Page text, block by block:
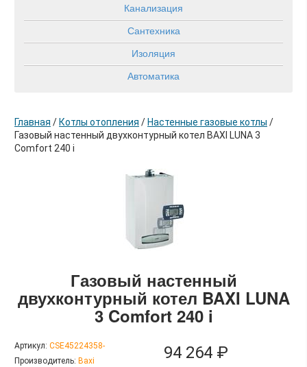
Канализация
Сантехника
Изоляция
Автоматика
Главная / Котлы отопления / Настенные газовые котлы /
Газовый настенный двухконтурный котел BAXI LUNA 3
Comfort 240 i
Газовый настенный
двухконтурный котел BAXI LUNA
3 Comfort 240 i
Артикул: CSE45224358-
Производитель: Baxi
94 264 ₽
в корзину